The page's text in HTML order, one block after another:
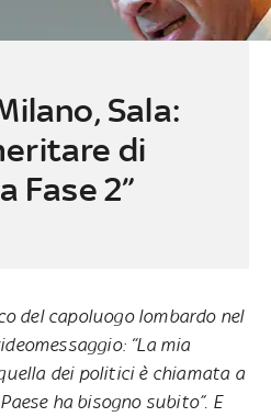
Sala:
di
Fase 2”
del capoluogo lombardo nel
“La mia
dei politici è chiamata a
ha bisogno subito”. E